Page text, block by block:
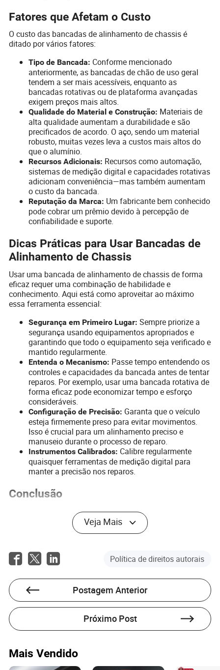
Fatores que Afetam o Custo
O custo das bancadas de alinhamento de chassis é
ditado por vários fatores:
Tipo de Bancada: Conforme mencionado
anteriormente, as bancadas de chão de uso geral
tendem a ser mais acessíveis, enquanto as
bancadas rotativas ou de plataforma avançadas
exigem preços mais altos.
Qualidade do Material e Construção: Materiais de
alta qualidade aumentam a durabilidade e são
precificados de acordo. O aço, sendo um material
robusto, muitas vezes leva a custos mais altos do
que o alumínio.
Recursos Adicionais: Recursos como automação,
sistemas de medição digital e capacidades rotativas
adicionam conveniência—mas também aumentam
o custo da bancada.
Reputação da Marca: Um fabricante bem conhecido
pode cobrar um prêmio devido à percepção de
confiabilidade e suporte.
Dicas Práticas para Usar Bancadas de
Alinhamento de Chassis
Usar uma bancada de alinhamento de chassis de forma
eficaz requer uma combinação de habilidade e
conhecimento. Aqui está como aproveitar ao máximo
essa ferramenta essencial:
Segurança em Primeiro Lugar: Sempre priorize a
segurança usando equipamentos apropriados e
garantindo que todo o equipamento seja verificado e
mantido regularmente.
Entenda o Mecanismo: Passe tempo entendendo os
controles e capacidades da bancada antes de tentar
reparos. Por exemplo, usar uma bancada rotativa de
forma eficaz pode economizar tempo e esforço
consideráveis.
Configuração de Precisão: Garanta que o veículo
esteja firmemente preso para evitar movimentos.
Isso é crucial para um alinhamento preciso e
manuseio durante o processo de reparo.
Instrumentos Calibrados: Calibre regularmente
quaisquer ferramentas de medição digital para
manter a precisão nos reparos.
Conclusão
As bancadas de alinhamento de chassis são vitais no
reparo de carrocerias, oferecendo os meios para restaurar
as estruturas dos veículos ao seu estado pré-colisão. Ao
associados a essas bancadas, as oficinas de reparo
podem fazer escolhas informadas que se alinhem com
implementar dicas práticas de uso aumentará a eficiência,
precisão e segurança das operações de reparo.
Perguntas Frequentes
P: Que tipo de bancada de alinhamento de chassis é
R: As bancadas de chão são geralmente ideais para
Veja Mais
Política de direitos autorais
Postagem Anterior
Próximo Post
Mais Vendido